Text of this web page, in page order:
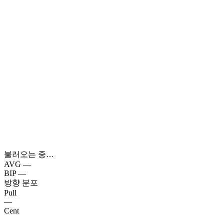
불러오는 중…
AVG —
BIP —
방향 분포
Pull
—
Cent